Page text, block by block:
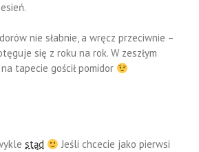
nie słabnie, a wręcz przeciwnie –
się z roku na rok. W zeszłym
tapecie gościł pomidor
stąd
Jeśli chcecie jako pierwsi